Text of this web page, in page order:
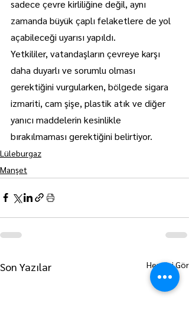
sadece çevre kirliliğine değil, aynı
zamanda büyük çaplı felaketlere de yol
açabileceği uyarısı yapıldı.
Yetkililer, vatandaşların çevreye karşı
daha duyarlı ve sorumlu olması
gerektiğini vurgularken, bölgede sigara
izmariti, cam şişe, plastik atık ve diğer
yanıcı maddelerin kesinlikle
bırakılmaması gerektiğini belirtiyor.
Lüleburgaz
Manşet
Son Yazılar Hepsini Gör